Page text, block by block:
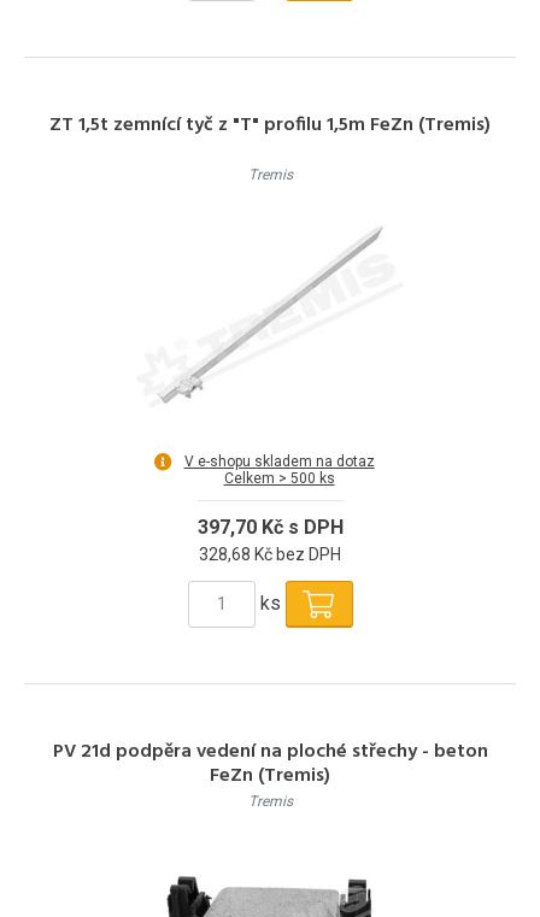
ZT 1,5t zemnící tyč z "T" profilu 1,5m FeZn (Tremis)
Tremis
V e-shopu skladem na dotaz
Celkem > 500 ks
397,70 Kč s DPH
328,68 Kč bez DPH
ks
PV 21d podpěra vedení na ploché střechy - beton
FeZn (Tremis)
Tremis